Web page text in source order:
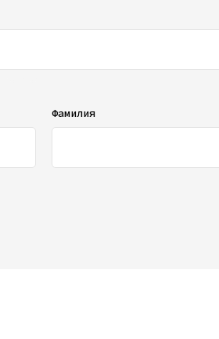
Фамилия